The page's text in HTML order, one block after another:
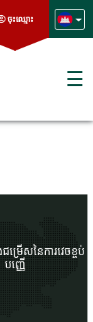
ចុះឈ្មោះ
☰
រើសនៃការវេចខ្ចប់
បញ្ញើ